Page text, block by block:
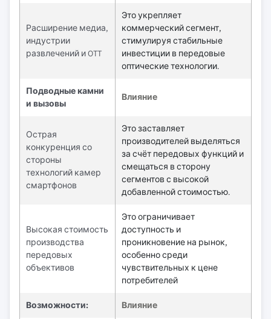
Расширение медиа,
индустрии
развлечений и OTT
Это укрепляет
коммерческий сегмент,
стимулируя стабильные
инвестиции в передовые
оптические технологии.
Подводные камни
и вызовы
Влияние
Острая
конкуренция со
стороны
технологий камер
смартфонов
Это заставляет
производителей выделяться
за счёт передовых функций и
смещаться в сторону
сегментов с высокой
добавленной стоимостью.
Высокая стоимость
производства
передовых
объективов
Это ограничивает
доступность и
проникновение на рынок,
особенно среди
чувствительных к цене
потребителей
Возможности: Влияние